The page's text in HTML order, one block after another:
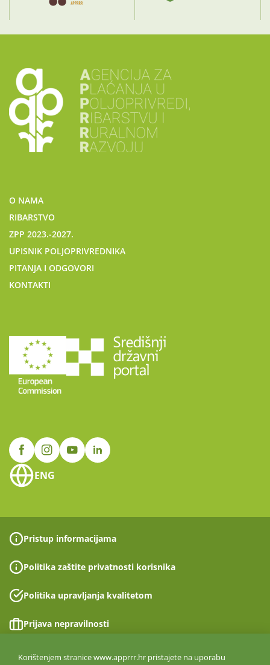
O NAMA
RIBARSTVO
ZPP 2023.-2027.
UPISNIK POLJOPRIVREDNIKA
PITANJA I ODGOVORI
KONTAKTI
ENG
Pristup informacijama
Politika zaštite privatnosti korisnika
Politika upravljanja kvalitetom
Prijava nepravilnosti
Izjava o pristupačnosti
Korištenjem stranice www.apprrr.hr pristajete na uporabu